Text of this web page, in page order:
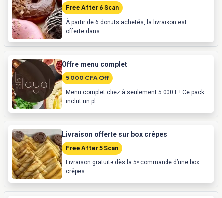
Free After 6 Scan
À partir de 6 donuts achetés, la livraison est
offerte dans...
Offre menu complet
5 000 CFA Off
Menu complet chez à seulement 5 000 F ! Ce pack
inclut un pl...
Livraison offerte sur box crêpes
Free After 5 Scan
Livraison gratuite dès la 5ᵉ commande d’une box
crêpes.